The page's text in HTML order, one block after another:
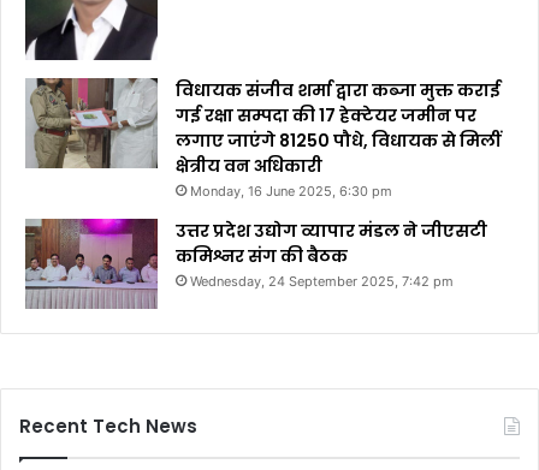
विधायक संजीव शर्मा द्वारा कब्जा मुक्त कराई
गई रक्षा सम्पदा की 17 हेक्टेयर जमीन पर
लगाए जाएंगे 81250 पौधे, विधायक से मिलीं
क्षेत्रीय वन अधिकारी
Monday, 16 June 2025, 6:30 pm
उत्तर प्रदेश उद्योग व्यापार मंडल ने जीएसटी
कमिश्नर संग की बैठक
Wednesday, 24 September 2025, 7:42 pm
Recent Tech News